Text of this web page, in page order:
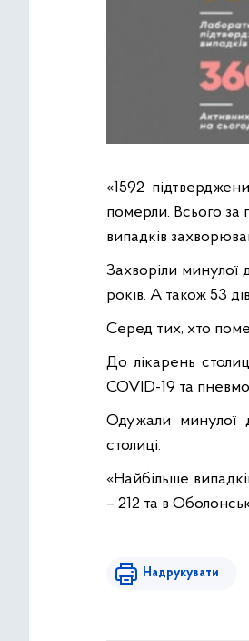
«1592
померли. Всього за
випадків
Захворіли минулої
років. А також 53
Серед тих, хто
До лікарень
COVID-19 та
Одужали минулої
столиці.
«Найбільше
– 212 та в
Надрукувати